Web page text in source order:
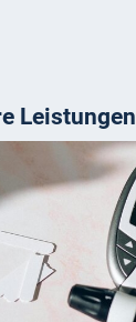
Leistungen